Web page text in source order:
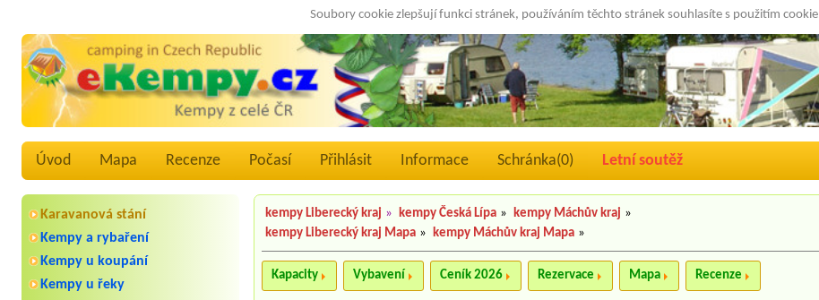
Soubory cookie zlepšují funkci stránek, používáním těchto stránek souhlasíte s použitím cookie
Úvod Mapa Recenze Počasí Přihlásit Informace Schránka(0) Letní soutěž
Karavanová stání
Kempy a rybaření
Kempy u koupání
Kempy u řeky
kempy Liberecký kraj » kempy Česká Lípa » kempy Máchův kraj »
kempy Liberecký kraj Mapa » kempy Máchův kraj Mapa »
Kapacity Vybavení Ceník 2026 Rezervace Mapa Recenze